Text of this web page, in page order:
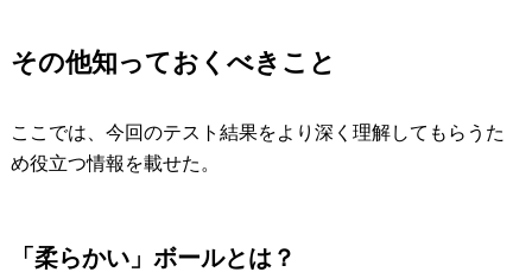
その他知っておくべきこと
ここでは、今回のテスト結果をより深く理解してもらうた
め役立つ情報を載せた。
「柔らかい」ボールとは？